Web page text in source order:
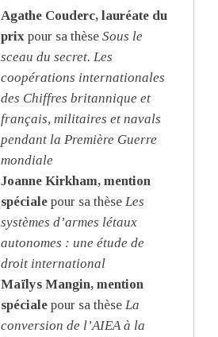
Agathe Couderc, lauréate du
prix pour sa thèse Sous le
sceau du secret. Les
coopérations internationales
des Chiffres britannique et
français, militaires et navals
pendant la Première Guerre
mondiale
Joanne Kirkham, mention
spécialepour sa thèse Les
systèmes d’armes létaux
autonomes : une étude de
droit international
Maïlys Mangin, mention
spécialepour sa thèse La
conversion de l’AIEA à la